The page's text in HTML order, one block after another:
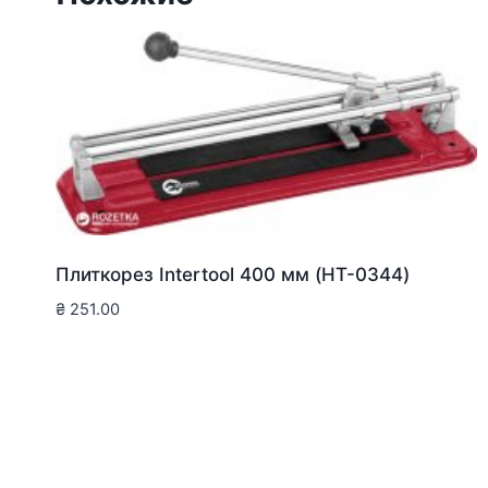
Плиткорез Intertool 400 мм (HT-0344)
₴ 251.00